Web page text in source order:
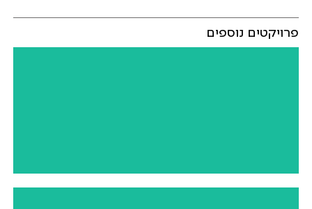
פרויקטים נוספים